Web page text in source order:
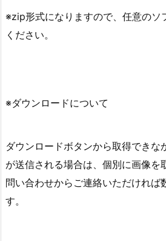
※zip形式になりますので、任意のソ
ください。
※ダウンロードについて
ダウンロードボタンから取得できな
が送信される場合は、個別に画像を
問い合わせからご連絡いただければ
す。